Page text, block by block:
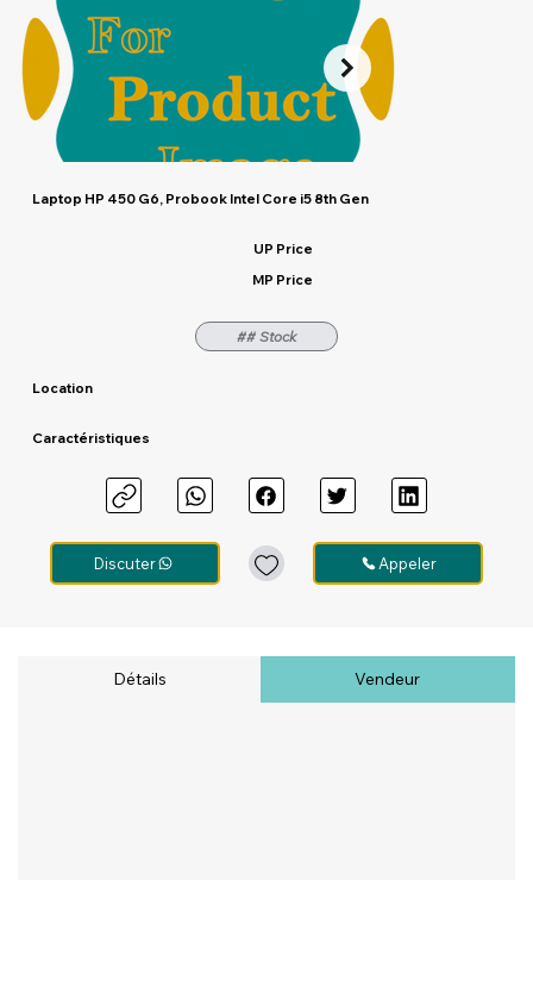
Laptop HP 450 G6, Probook Intel Core i5 8th Gen
UP Price
MP Price
## Stock
Location
Caractéristiques
Discuter Appeler
Détails Vendeur